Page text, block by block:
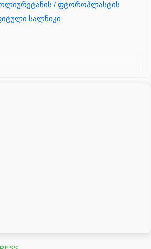
/ ფტოროპლასტის
სალნიკი
ზეთი( კარობკის ზეთი)